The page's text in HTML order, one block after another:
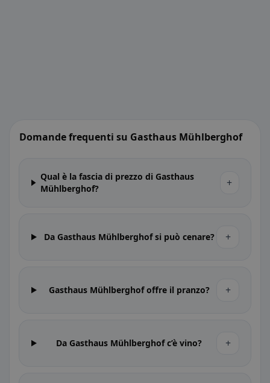
Domande frequenti su Gasthaus Mühlberghof
Qual è la fascia di prezzo di Gasthaus
Mühlberghof?
+
Da Gasthaus Mühlberghof si può cenare? +
Gasthaus Mühlberghof offre il pranzo? +
Da Gasthaus Mühlberghof c’è vino? +